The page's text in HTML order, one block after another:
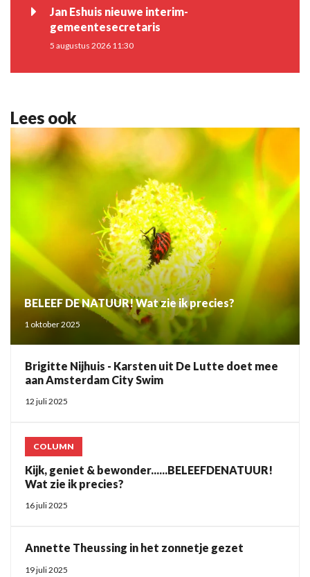
Jan Eshuis nieuwe interim-
gemeentesecretaris
5 augustus 2026 11:30
Lees ook
BELEEF DE NATUUR! Wat zie ik precies?
1 oktober 2025
Brigitte Nijhuis - Karsten uit De Lutte doet mee
aan Amsterdam City Swim
12 juli 2025
COLUMN
Kijk, geniet & bewonder......BELEEFDENATUUR!
Wat zie ik precies?
16 juli 2025
Annette Theussing in het zonnetje gezet
19 juli 2025